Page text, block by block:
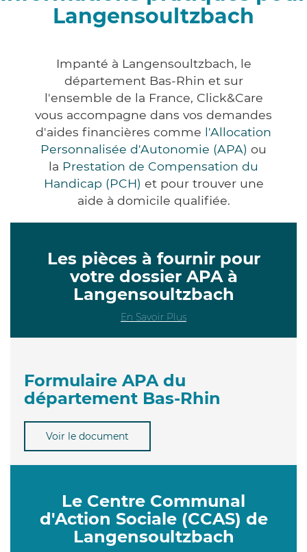
Langensoultzbach
Impanté à Langensoultzbach, le
département Bas-Rhin et sur
l'ensemble de la France, Click&Care
vous accompagne dans vos demandes
d'aides financières comme l'Allocation
Personnalisée d'Autonomie (APA) ou
la Prestation de Compensation du
Handicap (PCH) et pour trouver une
aide à domicile qualifiée.
Les pièces à fournir pour
votre dossier APA à
Langensoultzbach
En Savoir Plus
Formulaire APA du
département Bas-Rhin
Voir le document
Le Centre Communal
d'Action Sociale (CCAS) de
Langensoultzbach